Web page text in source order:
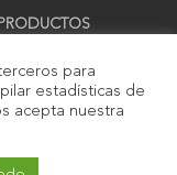
derechos
para
estadísticas de
acepta nuestra